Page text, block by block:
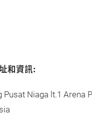
和資訊:
Pusat Niaga lt.1 Arena